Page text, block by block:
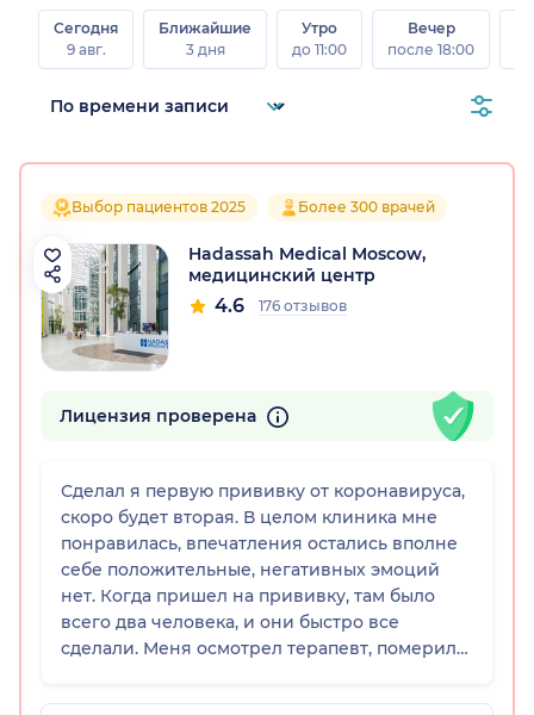
Сегодня
9 авг.
Ближайшие
3 дня
Утро
до 11:00
Вечер
после 18:00
Выбор пациентов 2025 Более 300 врачей
Hadassah Medical Moscow,
медицинский центр
4.6 176 отзывов
Лицензия проверена
Сделал я первую прививку от коронавируса,
скоро будет вторая. В целом клиника мне
понравилась, впечатления остались вполне
себе положительные, негативных эмоций
нет. Когда пришел на прививку, там было
всего два человека, и они быстро все
сделали. Меня осмотрел терапевт, померил
дал разрешение на вакцинацию. В